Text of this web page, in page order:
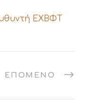
ΕΧΒΦΤ
ΕΠΌΜΕΝΟ